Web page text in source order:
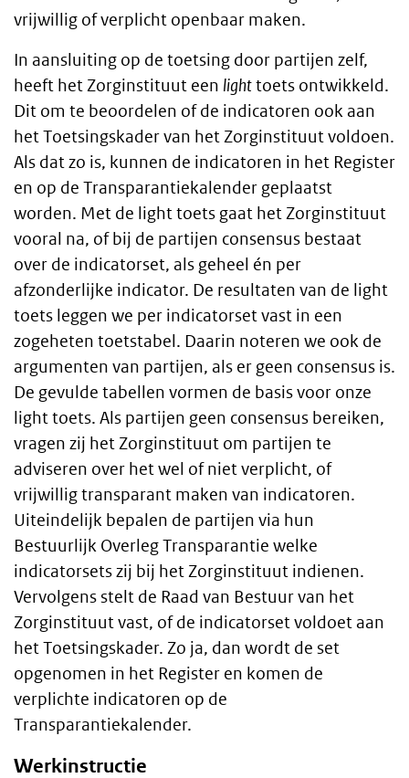
vrijwillig of verplicht openbaar maken.
In aansluiting op de toetsing door partijen zelf,
heeft het Zorginstituut een lighttoets ontwikkeld.
Dit om te beoordelen of de indicatoren ook aan
het Toetsingskader van het Zorginstituut voldoen.
Als dat zo is, kunnen de indicatoren in het Register
en op de Transparantiekalender geplaatst
worden. Met de light toets gaat het Zorginstituut
vooral na, of bij de partijen consensus bestaat
over de indicatorset, als geheel én per
afzonderlijke indicator. De resultaten van de light
toets leggen we per indicatorset vast in een
zogeheten toetstabel. Daarin noteren we ook de
argumenten van partijen, als er geen consensus is.
De gevulde tabellen vormen de basis voor onze
light toets. Als partijen geen consensus bereiken,
vragen zij het Zorginstituut om partijen te
adviseren over het wel of niet verplicht, of
vrijwillig transparant maken van indicatoren.
Uiteindelijk bepalen de partijen via hun
Bestuurlijk Overleg Transparantie welke
indicatorsets zij bij het Zorginstituut indienen.
Vervolgens stelt de Raad van Bestuur van het
Zorginstituut vast, of de indicatorset voldoet aan
het Toetsingskader. Zo ja, dan wordt de set
opgenomen in het Register en komen de
verplichte indicatoren op de
Transparantiekalender.
Werkinstructie